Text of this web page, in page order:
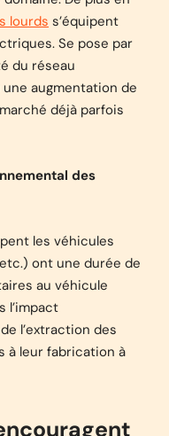
lourds s’équipent
Se pose par
du réseau
augmentation de
déjà parfois
des
les véhicules
ont une durée de
au véhicule
l’impact
l’extraction des
à leur fabrication à